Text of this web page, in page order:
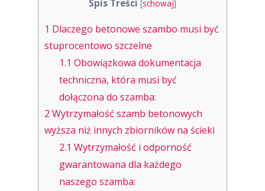
Spis Treści [schowaj]
1 Dlaczego betonowe szambo musi być
stuprocentowo szczelne
1.1 Obowiązkowa dokumentacja
techniczna, która musi być
dołączona do szamba:
2 Wytrzymałość szamb betonowych
wyższa niż innych zbiorników na ścieki
2.1 Wytrzymałość i odporność
gwarantowana dla każdego
naszego szamba: